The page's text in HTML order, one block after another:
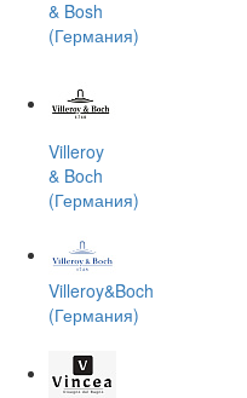
& Bosh
(Германия)
Villeroy
& Boсh
(Германия)
Villeroy&Boch
(Германия)